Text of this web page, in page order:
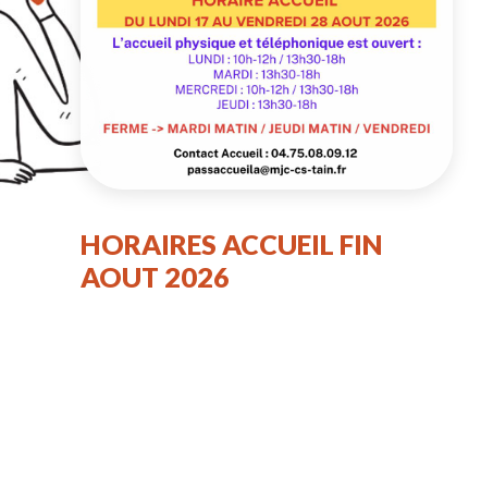
HORAIRES ACCUEIL FIN
AOUT 2026